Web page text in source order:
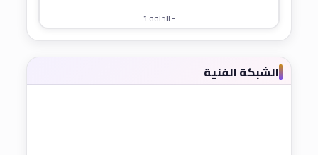
- الحلقة 1
الشبكة الفنية